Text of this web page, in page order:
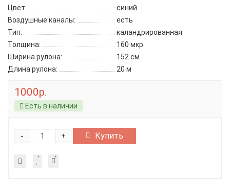
Цвет:
синий
Воздушные каналы:
есть
Тип:
каландрированная
Толщина:
160 мкр
Ширина рулона:
152 см
Длина рулона:
20 м
1000р.
Есть в наличии
+
- Купить